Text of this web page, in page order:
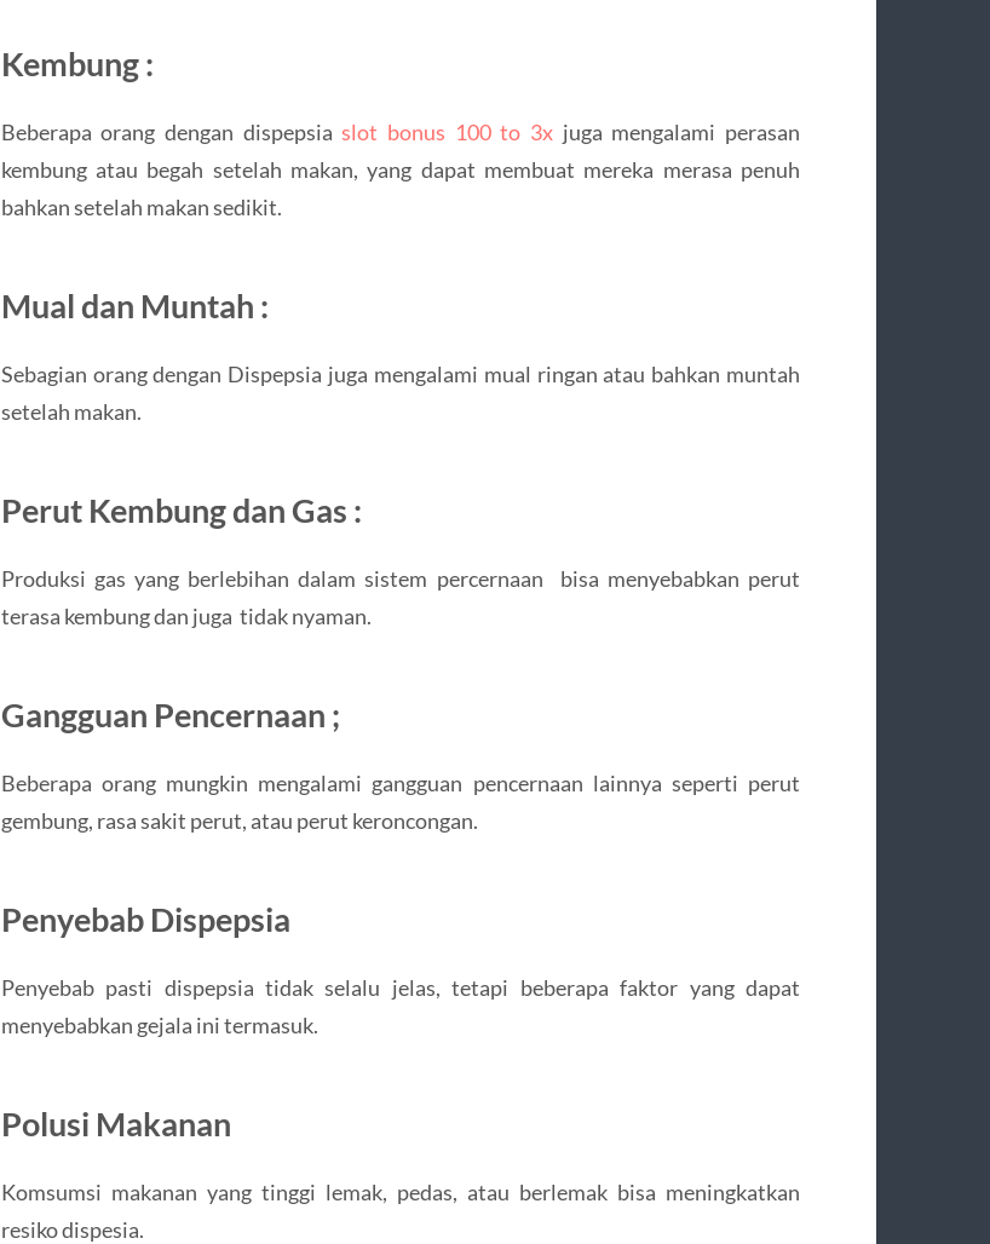
Kembung :
Beberapa orang dengan dispepsiaslot bonus 100 to 3x juga mengalami perasan
kembung atau begah setelah makan, yang dapat membuat mereka merasa penuh
bahkan setelah makan sedikit.
Mual dan Muntah :
Sebagian orang dengan Dispepsia juga mengalami mual ringan atau bahkan muntah
setelah makan.
Perut Kembung dan Gas :
Produksi gas yang berlebihan dalam sistem percernaan bisa menyebabkan perut
terasa kembung dan juga tidak nyaman.
Gangguan Pencernaan ;
Beberapa orang mungkin mengalami gangguan pencernaan lainnya seperti perut
gembung, rasa sakit perut, atau perut keroncongan.
Penyebab Dispepsia
Penyebab pasti dispepsia tidak selalu jelas, tetapi beberapa faktor yang dapat
menyebabkan gejala ini termasuk.
Polusi Makanan
Komsumsi makanan yang tinggi lemak, pedas, atau berlemak bisa meningkatkan
resiko dispesia.